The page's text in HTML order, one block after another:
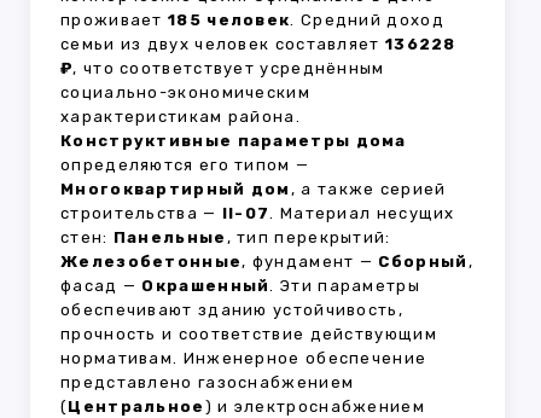
проживает 185 человек. Средний доход
семьи из двух человек составляет 136228
₽, что соответствует усреднённым
социально-экономическим
характеристикам района.
Конструктивные параметры дома
определяются его типом —
Многоквартирный дом , а также серией
строительства — II-07. Материал несущих
стен: Панельные , тип перекрытий:
Железобетонные, фундамент — Сборный ,
фасад — Окрашенный. Эти параметры
обеспечивают зданию устойчивость,
прочность и соответствие действующим
нормативам. Инженерное обеспечение
представлено газоснабжением
(Центральное ) и электроснабжением